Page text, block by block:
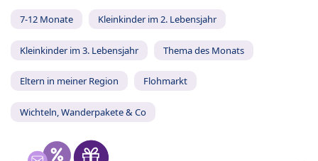
7-12 Monate Kleinkinder im 2. Lebensjahr
Kleinkinder im 3. Lebensjahr Thema des Monats
Eltern in meiner Region Flohmarkt
Wichteln, Wanderpakete & Co